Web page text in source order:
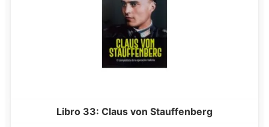
Libro 33: Claus von Stauffenberg